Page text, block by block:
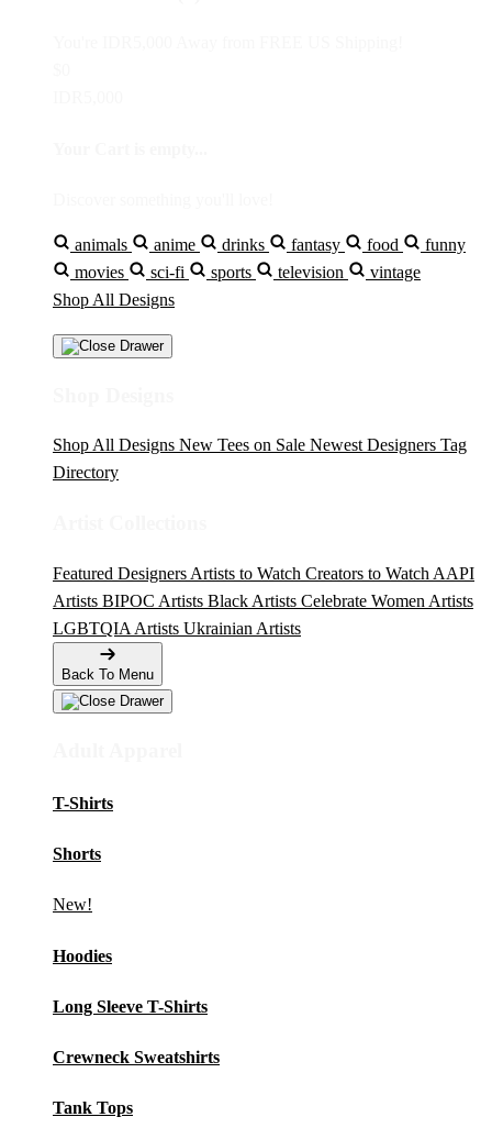
animals anime drinks fantasy food
funny
movies
sci-fi sports television
vintage
Shop All Designs
Shop All Designs New Tees on Sale Newest Designers Tag
Directory
Featured Designers Artists to Watch Creators to Watch AAPI
Artists BIPOC Artists Black Artists Celebrate Women Artists
LGBTQIA Artists Ukrainian Artists
Back To Menu
T-Shirts
Shorts
New!
Hoodies
Long Sleeve T-Shirts
Crewneck Sweatshirts
Tank Tops